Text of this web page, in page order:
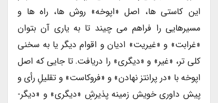
این کاستی ها، اصل «اپوخه» روش ها، راه ها و
مسیرهایی را فراهم می چیند تا به یاری آن بتوان
«غرابت» و «غیریت» ادیان و اقوام دیگر یا به سخنی
کلی تر، «غیر» و «دیگری» را دریافت. تا جایی که اصل
اپوخه با «در پرانتز نهادن» و «فروکاست» و تقلیلِ رأی و
پیش داوری خویش زمینه پذیرشِ «دیگری» و «دیگر-